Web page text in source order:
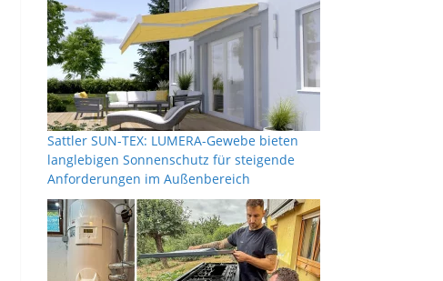
Sattler SUN-TEX: LUMERA-Gewebe bieten
langlebigen Sonnenschutz für steigende
Anforderungen im Außenbereich